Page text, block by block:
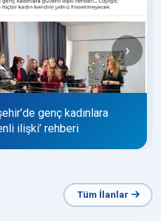
genç kadınlara
ilişki’ rehberi
›
Tüm İlanlar